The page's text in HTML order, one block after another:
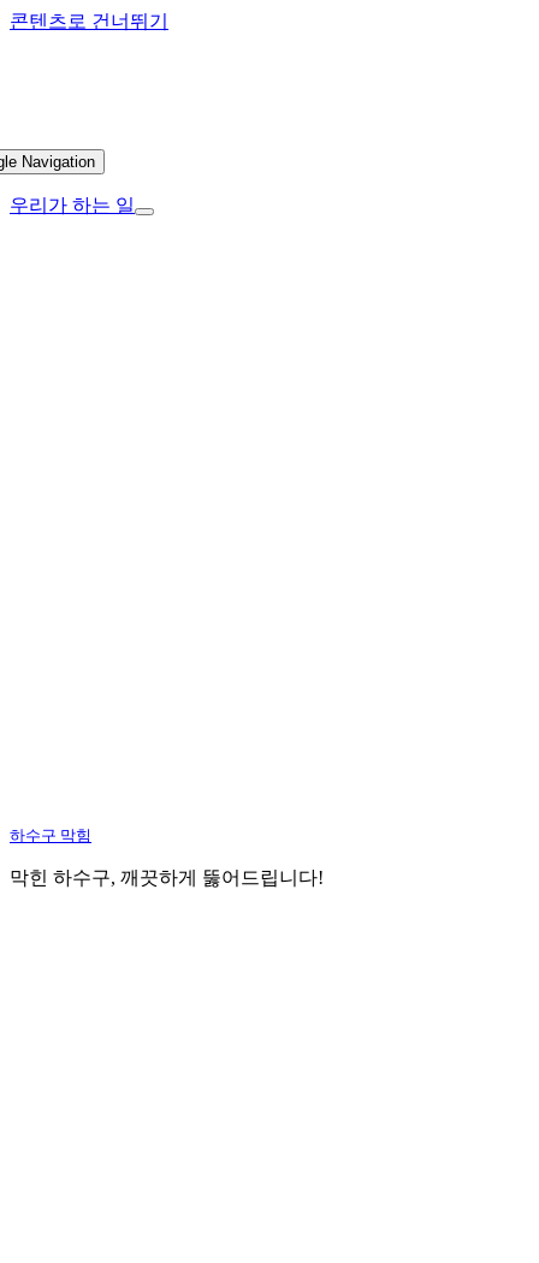
콘텐츠로 건너뛰기
Navigation
우리가 하는 일
하수구 막힘
막힌 하수구, 깨끗하게 뚫어드립니다!